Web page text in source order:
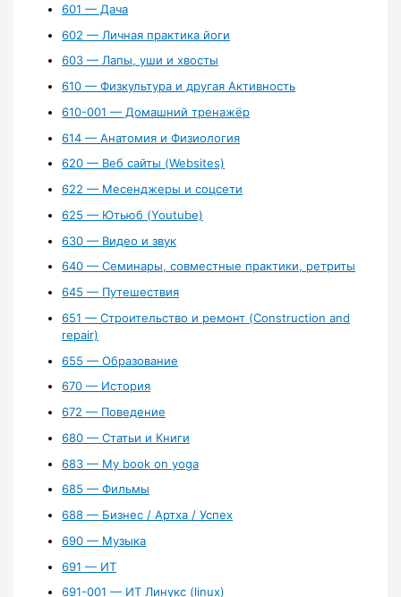
601 — Дача
602 — Личная практика йоги
603 — Лапы, уши и хвосты
610 — Физкультура и другая Активность
610-001 — Домашний тренажёр
614 — Анатомия и Физиология
620 — Веб сайты (Websites)
622 — Месенджеры и соцсети
625 — Ютьюб (Youtube)
630 — Видео и звук
640 — Семинары, совместные практики, ретриты
645 — Путешествия
651 — Строительство и ремонт (Construction and
repair)
655 — Образование
670 — История
672 — Поведение
680 — Статьи и Книги
683 — My book on yoga
685 — Фильмы
688 — Бизнес / Артха / Успех
690 — Музыка
691 — ИТ
691-001 — ИТ Линукс (linux)